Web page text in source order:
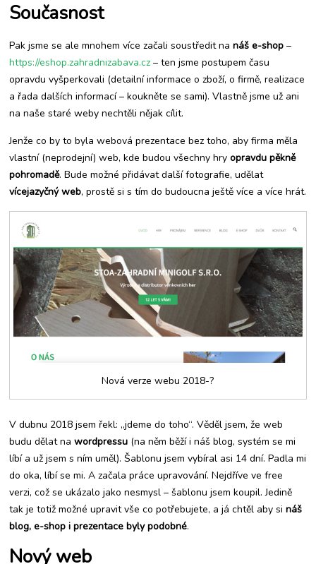
Současnost
Pak jsme se ale mnohem více začali soustředit nanáš e-shop –
https://eshop.zahradnizabava.cz – ten jsme postupem času
opravdu vyšperkovali (detailní informace o zboží, o firmě, realizace
a řada dalších informací – koukněte se sami). Vlastně jsme už ani
na naše staré weby nechtěli nějak cílit.
Jenže co by to byla webová prezentace bez toho, aby firma měla
vlastní (neprodejní) web, kde budou všechny hryopravdu pěkně
pohromadě. Bude možné přidávat další fotografie, udělat
vícejazyčný web, prostě si s tím do budoucna ještě více a více hrát.
Nová verze webu 2018-?
V dubnu 2018 jsem řekl: „jdeme do toho“. Věděl jsem, že web
budu dělat nawordpressu (na něm běží i náš blog, systém se mi
líbí a už jsem s ním uměl). Šablonu jsem vybíral asi 14 dní. Padla mi
do oka, líbí se mi. A začala práce upravování. Nejdříve ve free
verzi, což se ukázalo jako nesmysl – šablonu jsem koupil. Jedině
tak je totiž možné upravit vše co potřebujete, a já chtěl aby sináš
blog, e-shop i prezentace byly podobné.
Nový web